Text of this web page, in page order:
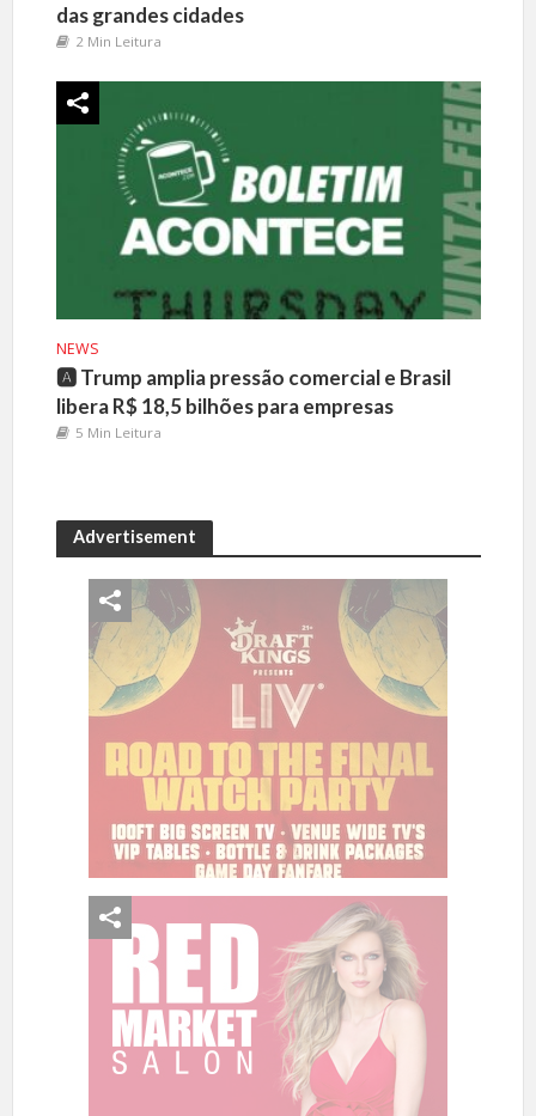
das grandes cidades
2 Min Leitura
NEWS
🅰️ Trump amplia pressão comercial e Brasil
libera R$ 18,5 bilhões para empresas
5 Min Leitura
Advertisement